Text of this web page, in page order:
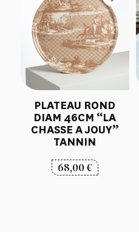
PLATEAU ROND
DIAM 46CM “LA
CHASSE A JOUY”
TANNIN
68,00€